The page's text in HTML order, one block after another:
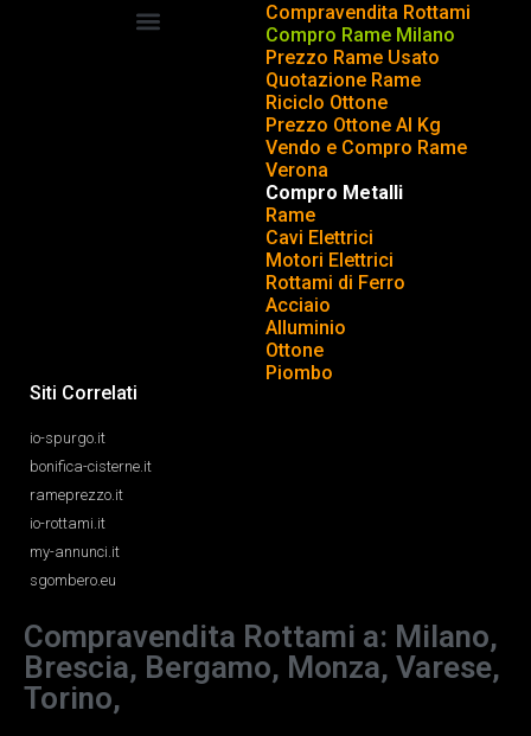
Compravendita Rottami
Compro Rame Milano
Prezzo Rame Usato
Quotazione Rame
Riciclo Ottone
Prezzo Ottone Al Kg
Vendo e Compro Rame
Verona
Compro Metalli
Rame
Cavi Elettrici
Motori Elettrici
Rottami di Ferro
Acciaio
Alluminio
Ottone
Piombo
Siti Correlati
io-spurgo.it
bonifica-cisterne.it
rameprezzo.it
io-rottami.it
my-annunci.it
sgombero.eu
Compravendita Rottami a: Milano,
Brescia, Bergamo, Monza, Varese,
Torino,